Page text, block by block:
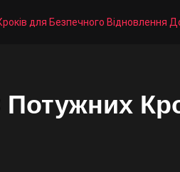
для Безпечного Відновлення